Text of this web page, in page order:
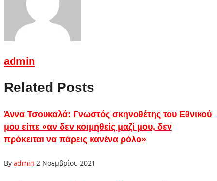
admin
Related Posts
Άννα Τσουκαλά: Γνωστός σκηνοθέτης του Εθνικού
μου είπε «αν δεν κοιμηθείς μαζί μου, δεν
πρόκειται να πάρεις κανένα ρόλο»
By admin 2 Νοεμβρίου 2021